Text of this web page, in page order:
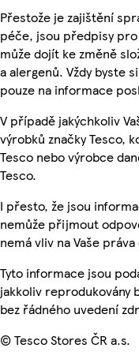
Přestože je zajištění
péče, jsou předpisy
může dojít ke změně
a alergenů. Vždy byste
pouze na informace
V případě jakýchkoliv
výrobků značky Tesco,
Tesco nebo výrobce
Tesco.
I přesto, že jsou
nemůže přijmout
nemá vliv na Vaše
Tyto informace jsou
jakkoliv reprodukovány
bez řádného uvedení
© Tesco Stores ČR a.s.